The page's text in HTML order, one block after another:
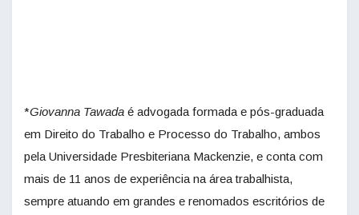
*Giovanna Tawada é advogada formada e pós-graduada
em Direito do Trabalho e Processo do Trabalho, ambos
pela Universidade Presbiteriana Mackenzie, e conta com
mais de 11 anos de experiência na área trabalhista,
sempre atuando em grandes e renomados escritórios de